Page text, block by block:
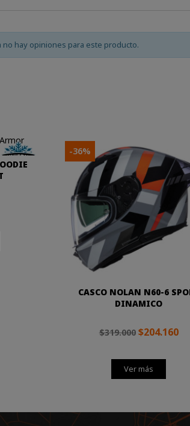
no hay opiniones para este producto.
CASCO NOLAN N60-6
DINAMICO
$319.000 $204.160
Ver más
-36%